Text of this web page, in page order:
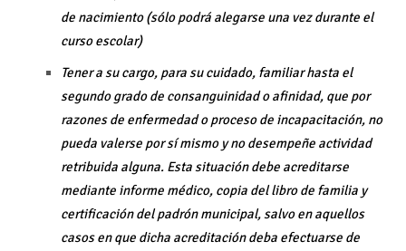
de nacimiento (sólo podrá alegarse una vez durante el
curso escolar)
Tener a su cargo, para su cuidado, familiar hasta el
segundo grado de consanguinidad o afinidad, que por
razones de enfermedad o proceso de incapacitación, no
pueda valerse por sí mismo y no desempeñe actividad
retribuida alguna. Esta situación debe acreditarse
mediante informe médico, copia del libro de familia y
certificación del padrón municipal, salvo en aquellos
casos en que dicha acreditación deba efectuarse de